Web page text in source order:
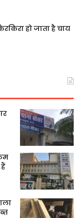
हो जाता है चाय